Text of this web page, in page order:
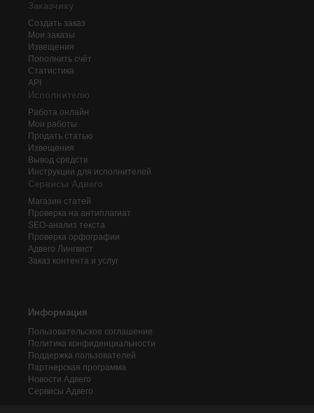
Заказчику
Создать заказ
Мои заказы
Извещения
Пополнить счёт
Статистика
API
Исполнителю
Работа онлайн
Мои работы
Продать статью
Извещения
Вывод средств
Инструкции для исполнителей
Сервисы Адвего
Магазин статей
Проверка на антиплагиат
SEO-анализ текста
Проверка орфографии
Адвего Лингвист
Заказ контента и услуг
Информация
Пользовательское соглашение
Политика конфиденциальности
Поддержка пользователей
Партнерская программа
Новости Адвего
Сервисы Адвего